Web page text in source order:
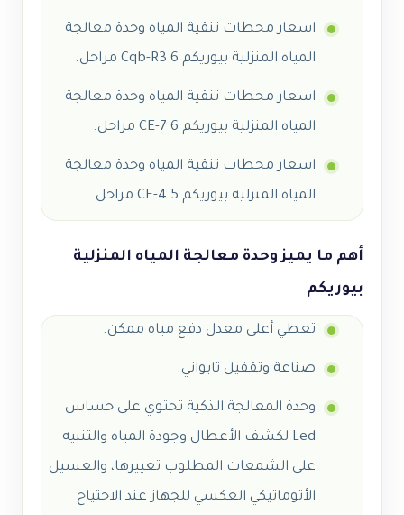
اسعار محطات تنقية المياه وحدة معالجة
المياه المنزلية بيوريكم Cqb-R3 6 مراحل.
اسعار محطات تنقية المياه وحدة معالجة
المياه المنزلية بيوريكم CE-7 6 مراحل.
اسعار محطات تنقية المياه وحدة معالجة
المياه المنزلية بيوريكم CE-4 5 مراحل.
أهم ما يميز وحدة معالجة المياه المنزلية
بيوريكم
تعطي أعلى معدل دفع مياه ممكن.
صناعة وتقفيل تايواني.
وحدة المعالجة الذكية تحتوي على حساس
Led لكشف الأعطال وجودة المياه والتنبيه
على الشمعات المطلوب تغييرها، والغسيل
الأتوماتيكي العكسي للجهاز عند الاحتياج